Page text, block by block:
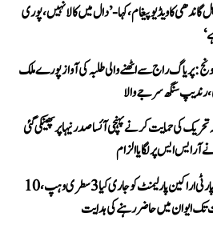
راہل گاندھی کا ویڈیو پیغام، کہا- ’دال میں کالا نہیں، پوری
پریاگ راج سے اٹھنے والی طلبہ کی آواز پورے ملک
رندیپ سنگھ سرجے والا
کی حمایت کرنے پہنچی آئسا صدر نیہا پر پھینکی گئی
آر ایس ایس پر لگایا الزام
کانگریس نے پارٹی اراکین پارلیمنٹ کو جاری کیا 3 سطری وہپ، 10